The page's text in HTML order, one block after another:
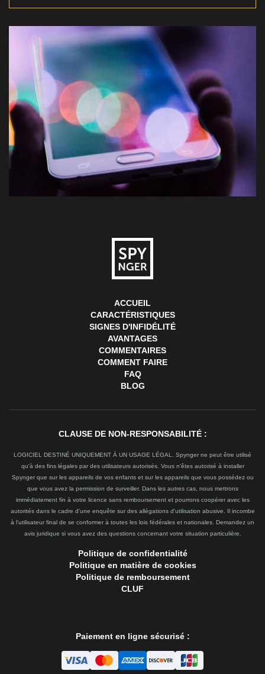
ACCUEIL
CARACTÉRISTIQUES
SIGNES D'INFIDÉLITÉ
AVANTAGES
COMMENTAIRES
COMMENT FAIRE
FAQ
BLOG
CLAUSE DE NON-RESPONSABILITÉ :
LOGICIEL DESTINÉ UNIQUEMENT À UN USAGE LÉGAL. Spynger ne peut être utilisé
qu'à des fins légales par des utilisateurs autorisés. Vous n'êtes autorisé à installer
Spynger que sur les appareils de vos enfants et sur les appareils que vous possédez ou
que vous avez la permission de surveiller. Dans les autres cas, nous mettrons
immédiatement fin à votre licence sans remboursement et pourrons coopérer avec les
autorités dans le cadre d'une enquête sur des allégations d'utilisation abusive. Il incombe
à l'utilisateur final de se conformer à toutes les lois fédérales et nationales. Demandez un
avis juridique si vous avez des questions concernant votre situation particulière.
Politique de confidentialité
Politique en matière de cookies
Politique de remboursement
CLUF
Paiement en ligne sécurisé :